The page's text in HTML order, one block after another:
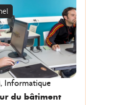
Informatique
du bâtiment